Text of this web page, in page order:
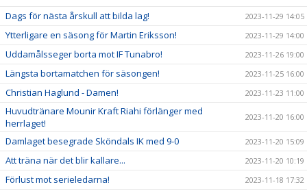
Dags för nästa årskull att bilda lag! 2023-11-29 14:05
Ytterligare en säsong för Martin Eriksson! 2023-11-29 14:00
Uddamålsseger borta mot IF Tunabro! 2023-11-26 19:00
Längsta bortamatchen för säsongen! 2023-11-25 16:00
Christian Haglund - Damen! 2023-11-23 11:00
Huvudtränare Mounir Kraft Riahi förlänger med
herrlaget!
2023-11-20 16:00
Damlaget besegrade Sköndals IK med 9-0 2023-11-20 15:09
Att träna när det blir kallare... 2023-11-20 10:19
Förlust mot serieledarna! 2023-11-18 17:32